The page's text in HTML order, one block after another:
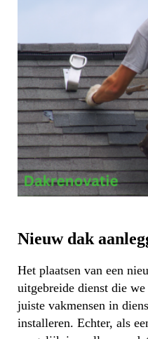
Nieuw dak
Het plaatsen van een
uitgebreide dienst die
juiste vakmensen in
installeren. Echter, als